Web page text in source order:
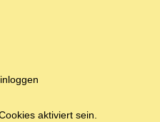
aktiviert sein.